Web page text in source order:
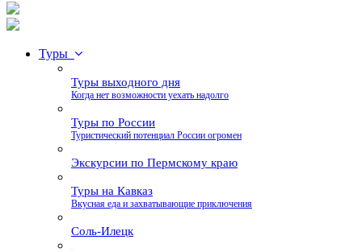
Туры
Туры выходного дня
Когда нет возможности уехать надолго
Туры по России
Туристический потенциал России огромен
Экскурсии по Пермскому краю
Туры на Кавказ
Вкусная еда и захватывающие приключения
Соль-Илецк